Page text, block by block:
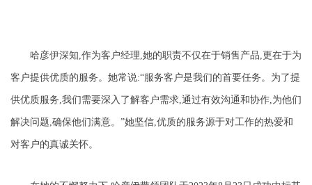
哈彦伊深知,作为客户经理,她的职责不仅在于销售产品,更在于为
客户提供优质的服务。她常说:“服务客户是我们的首要任务。为了提
供优质服务,我们需要深入了解客户需求,通过有效沟通和协作,为他们
解决问题,确保他们满意。”她坚信,优质的服务源于对工作的热爱和
对客户的真诚关怀。